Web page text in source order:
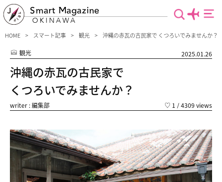
Smart Magazine
OKINAWA
HOME スマート記事 観光 沖縄の赤瓦の古民家で くつろいでみませんか？
観光 2025.01.26
沖縄の赤瓦の古民家で
くつろいでみませんか？
writer : 編集部 ♡ 1 / 4309 views